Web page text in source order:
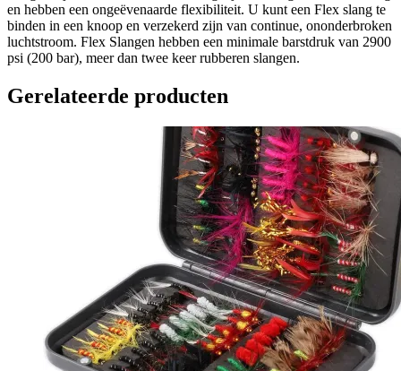
en hebben een ongeëvenaarde flexibiliteit. U kunt een Flex slang te
binden in een knoop en verzekerd zijn van continue, ononderbroken
luchtstroom. Flex Slangen hebben een minimale barstdruk van 2900
psi (200 bar), meer dan twee keer rubberen slangen.
Gerelateerde producten